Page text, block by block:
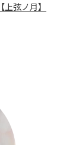
【上弦ノ月】